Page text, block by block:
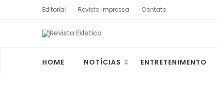
Editorial Revista Impressa Contato
HOME NOTÍCIAS ENTRETENIMENTO